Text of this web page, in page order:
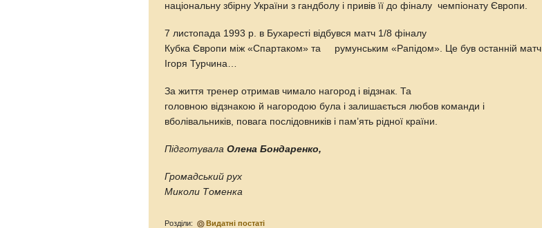
національну збірну України з гандболу і привів її до фіналу чемпіонату Європи.
7 листопада 1993 р. в Бухаресті відбувся матч 1/8 фіналу
Кубка Європи між «Спартаком» та румунським «Рапідом». Це був останній матч
Ігоря Турчина…
За життя тренер отримав чимало нагород і відзнак. Та
головною відзнакою й нагородою була і залишається любов команди і
вболівальників, повага послідовників і пам’ять рідної країни.
ПідготувалаОлена Бондаренко,
Громадський рух
Миколи Томенка
Розділи: Видатні постаті